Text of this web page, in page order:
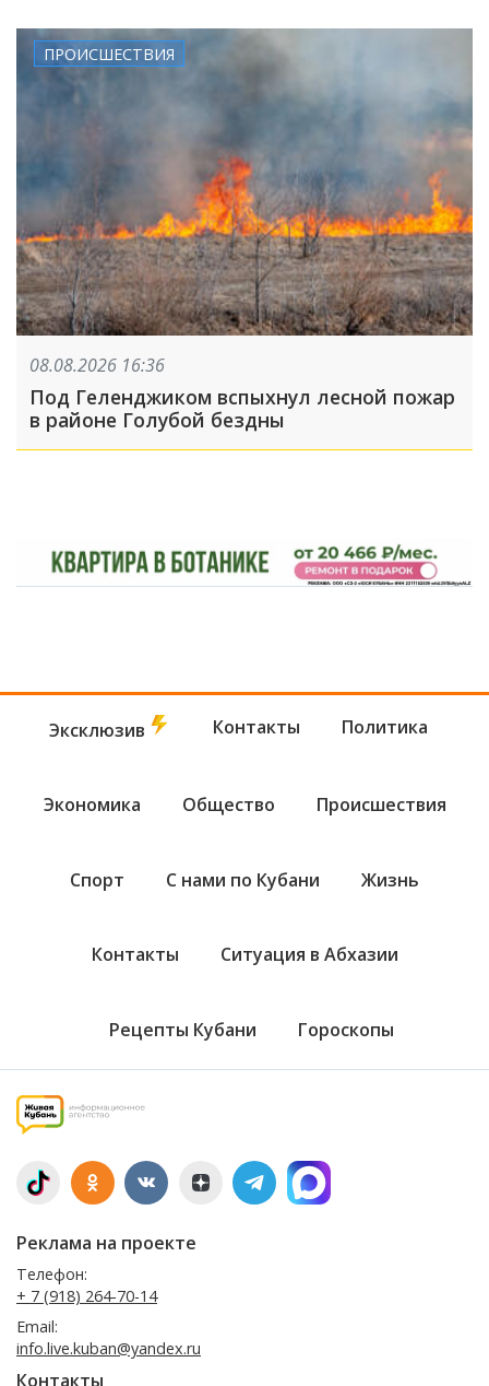
ПРОИСШЕСТВИЯ
08.08.2026 16:36
Под Геленджиком вспыхнул лесной пожар
в районе Голубой бездны
Эксклюзив Контакты Политика
Экономика Общество Происшествия
Спорт С нами по Кубани Жизнь
Контакты Ситуация в Абхазии
Рецепты Кубани Гороскопы
Реклама на проекте
Телефон:
+ 7 (918) 264-70-14
Email:
info.live.kuban@yandex.ru
Контакты